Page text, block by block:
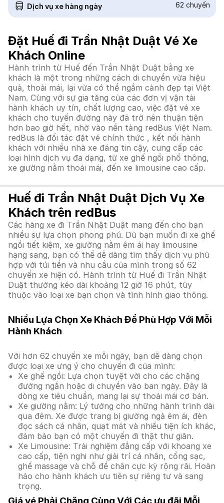
Dịch vụ xe hàng ngày 62 chuyến
Đặt Huế đi Trần Nhật Duật Vé Xe
Khách Online
Hành trình từ Huế đến Trần Nhật Duật bằng xe
khách là một trong những cách di chuyển vừa hiệu
quả, thoải mái, lại vừa có thể ngắm cảnh đẹp tại Việt
Nam. Cùng với sự gia tăng của các đơn vị vận tải
hành khách uy tín, chất lượng cao, việc đặt vé xe
khách cho tuyến đường này đã trở nên thuận tiện
hơn bao giờ hết, nhờ vào nền tảng redBus Việt Nam.
redBus là đối tác đặt vé chính thức , kết nối hành
khách với nhiều nhà xe đáng tin cậy, cung cấp các
loại hình dịch vụ đa dạng, từ xe ghế ngồi phổ thông,
xe giường nằm thoải mái, đến xe limousine cao cấp.
Huế đi Trần Nhật Duật Dịch Vụ Xe
Khách trên redBus
Các hãng xe đi Trần Nhật Duật mang đến cho bạn
nhiều sự lựa chọn phong phú. Dù bạn muốn đi xe ghế
ngồi tiết kiệm, xe giường nằm êm ái hay limousine
hạng sang, bạn có thể dễ dàng tìm thấy dịch vụ phù
hợp với túi tiền và nhu cầu của mình trong số 62
chuyến xe hiện có. Hành trình từ Huế đi Trần Nhật
Duật thường kéo dài khoảng 12 giờ 16 phút, tùy
thuộc vào loại xe bạn chọn và tình hình giao thông.
Nhiều Lựa Chọn Xe Khách Để Phù Hợp Với Mỗi
Hành Khách
Với hơn 62 chuyến xe mỗi ngày, bạn dễ dàng chọn
được loại xe ưng ý cho chuyến đi của mình:
Xe ghế ngồi: Lựa chọn tuyệt vời cho các chặng
đường ngắn hoặc di chuyển vào ban ngày. Đây là
dòng xe tiêu chuẩn, mang lại sự thoải mái cơ bản.
Xe giường nằm: Lý tưởng cho những hành trình dài
qua đêm. Xe được trang bị giường ngả êm ái, đèn
đọc sách cá nhân, quạt mát và nhiều tiện ích khác,
đảm bảo bạn có một chuyến đi thật thư giãn.
Xe Limousine: Trải nghiệm đẳng cấp với khoang xe
cao cấp, tiện nghi như giải trí cá nhân, cổng sạc,
ghế massage và chỗ để chân cực kỳ rộng rãi. Hoàn
hảo cho hành khách ưu tiên sự riêng tư và sang
trọng.